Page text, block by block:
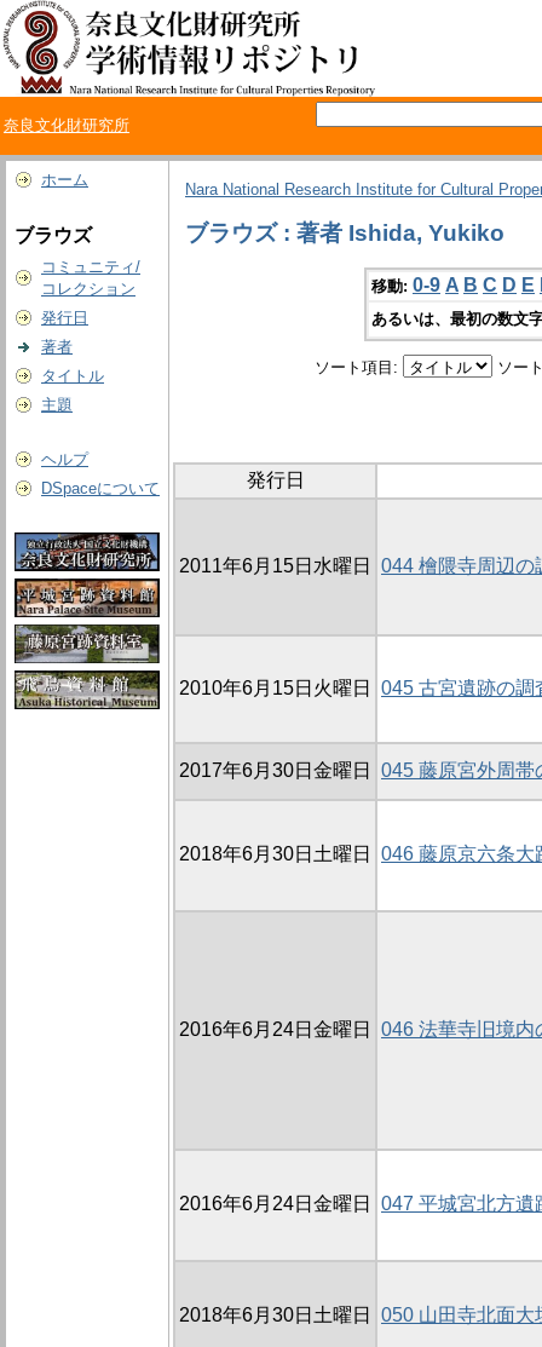
奈良文化財研究所
ホーム
ブラウズ
コミュニティ/
コレクション
発行日
著者
タイトル
主題
ヘルプ
DSpaceについて
Nara National Research Institute for Cultural
ブラウズ : 著者 Ishida, Yukiko
移動: 0-9 A B C D E
あるいは、最初の数文
ソート項目: ソー
発行日
2011年6月15日水曜日 044 檜隈寺周辺の
2010年6月15日火曜日 045 古宮遺跡の調
2017年6月30日金曜日 045 藤原宮外周帯
2018年6月30日土曜日 046 藤原京六条大
2016年6月24日金曜日 046 法華寺旧境内
2016年6月24日金曜日 047 平城宮北方遺
2018年6月30日土曜日 050 山田寺北面大